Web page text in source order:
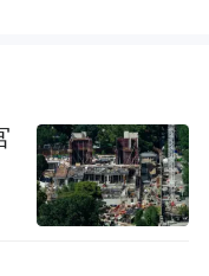
中央台湾工作
（大陆）申请中
知》（教师厅